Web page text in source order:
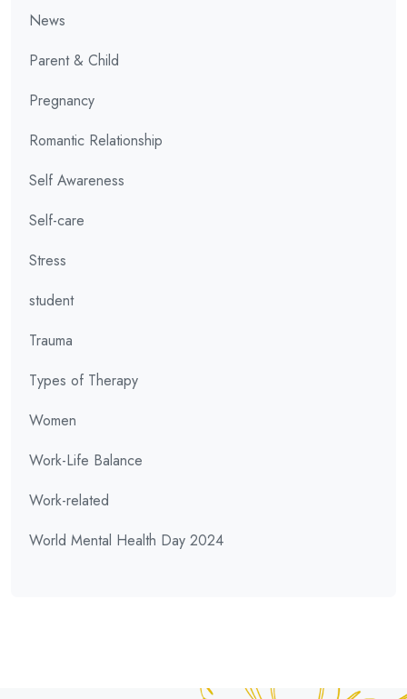
News
Parent & Child
Pregnancy
Romantic Relationship
Self Awareness
Self-care
Stress
student
Trauma
Types of Therapy
Women
Work-Life Balance
Work-related
World Mental Health Day 2024